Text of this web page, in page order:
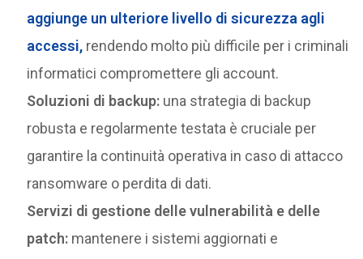
aggiunge un ulteriore livello di sicurezza agli
accessi, rendendo molto più difficile per i criminali
informatici compromettere gli account.
Soluzioni di backup: una strategia di backup
robusta e regolarmente testata è cruciale per
garantire la continuità operativa in caso di attacco
ransomware o perdita di dati.
Servizi di gestione delle vulnerabilità e delle
patch: mantenere i sistemi aggiornati e